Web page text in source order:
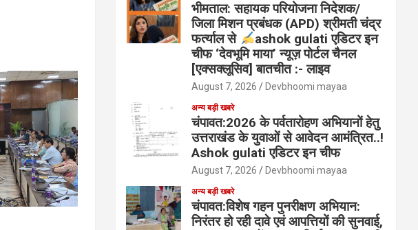
भीमताल: सहायक परियोजना निदेशक/
जिला मिशन प्रबंधक (APD) श्रीमती चंद्र
फर्त्याल से
ashok gulati एडिटर इन
चीफ ‘देवभूमि माया’ न्यूज़ पोर्टल चैनल
[एक्सक्लूसिव] बातचीत :- लाइव
August 7, 2026 Devbhoomi mayaa
अन्य बड़ी खबरे
चंपावत:2026 के पर्वतारोहण अभियानों हेतु
उत्तराखंड के युवाओं से आवेदन आमंत्रित..!
Ashok gulati एडिटर इन चीफ
August 7, 2026 Devbhoomi mayaa
अन्य बड़ी खबरे
चंपावत:विशेष गहन पुनरीक्षण अभियान:
निरंतर हो रही दावे एवं आपत्तियों की सुनवाई,